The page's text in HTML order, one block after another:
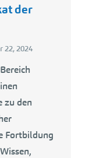
der
22, 2024
zu den
Fortbildung